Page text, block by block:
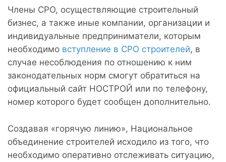
Члены СРО, осуществляющие строительный
бизнес, а также иные компании, организации и
индивидуальные предприниматели, которым
необходимо вступление в СРО строителей, в
случае несоблюдения по отношению к ним
законодательных норм смогут обратиться на
официальный сайт НОСТРОЙ или по телефону,
номер которого будет сообщен дополнительно.
Создавая «горячую линию», Национальное
объединение строителей исходило из того, что
необходимо оперативно отслеживать ситуацию,